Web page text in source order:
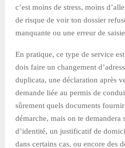
c’est moins de stress, moins
de risque de voir ton dossier
manquante ou une erreur de
En pratique, ce type de service
dois faire un changement
duplicata, une déclaration après
demande liée au permis de
sûrement quels documents
démarche, mais on te demandera
d’identité, un justificatif de
dans certains cas, ou encore des